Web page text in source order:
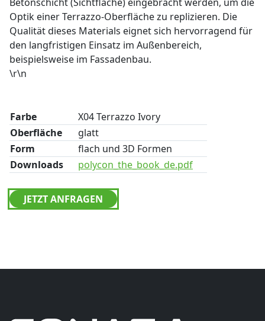
Optik einer Terrazzo-Oberfläche zu replizieren. Die
Qualität dieses Materials eignet sich hervorragend für
den langfristigen Einsatz im Außenbereich,
beispielsweise im Fassadenbau.
\r\n
Farbe
X04 Terrazzo Ivory
Oberfläche
glatt
Form
flach und 3D Formen
Downloads
polycon_the_book_de.pdf
JETZT ANFRAGEN